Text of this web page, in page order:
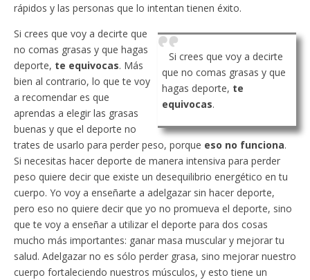
rápidos y las personas que lo intentan tienen éxito.
Si crees que voy a decirte
que no comas grasas y que
hagas deporte, te
equivocas.
Si crees que voy a decirte que
no comas grasas y que hagas
deporte, te equivocas. Más
bien al contrario, lo que te voy
a recomendar es que
aprendas a elegir las grasas
buenas y que el deporte no
trates de usarlo para perder peso, porque eso no funciona.
Si necesitas hacer deporte de manera intensiva para perder
peso quiere decir que existe un desequilibrio energético en tu
cuerpo. Yo voy a enseñarte a adelgazar sin hacer deporte,
pero eso no quiere decir que yo no promueva el deporte, sino
que te voy a enseñar a utilizar el deporte para dos cosas
mucho más importantes: ganar masa muscular y mejorar tu
salud. Adelgazar no es sólo perder grasa, sino mejorar nuestro
cuerpo fortaleciendo nuestros músculos, y esto tiene un